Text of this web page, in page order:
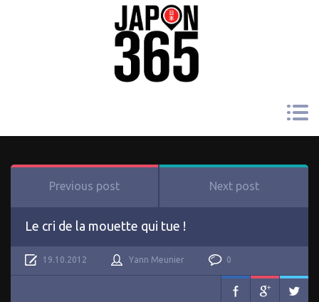
Previous post Next post
Le cri de la mouette qui tue !
19.10.2012 Yann Meunier 0